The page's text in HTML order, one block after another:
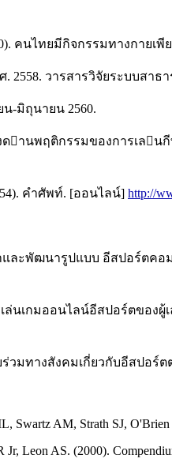
คนไทยมีกิจกรรมทางกายเ
2558. วารสารวิจัยระบบสา
-มิถุนายน 2560.
ดานพฤติกรรมของการเล
คำศัพท์. [ออนไลน์] http://
และพัฒนารูปแบบ อีสปอร์ตค
ล่นเกมออนไลน์อีสปอร์ตขอ
วมทางสังคมเกี่ยวกับอีสปอร์ต
Swartz AM, Strath SJ, O'Brien
Jr, Leon AS. (2000).